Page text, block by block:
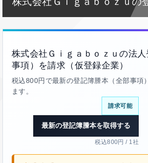
株式会社Ｇｉｇａｂｏｚｕの法
事項）を請求（仮登録企業）
税込800円で最新の登記簿謄本（全部事項
ます。
請求可能
最新の登記簿謄本を取得する
税込800円 / 1社